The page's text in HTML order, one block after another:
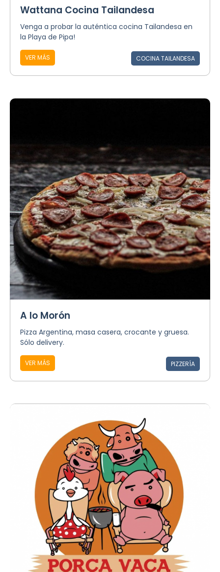
Wattana Cocina Tailandesa
Venga a probar la auténtica cocina Tailandesa en
la Playa de Pipa!
VER MÁS COCINA TAILANDESA
A lo Morón
Pizza Argentina, masa casera, crocante y gruesa.
Sólo delivery.
VER MÁS PIZZERÍA